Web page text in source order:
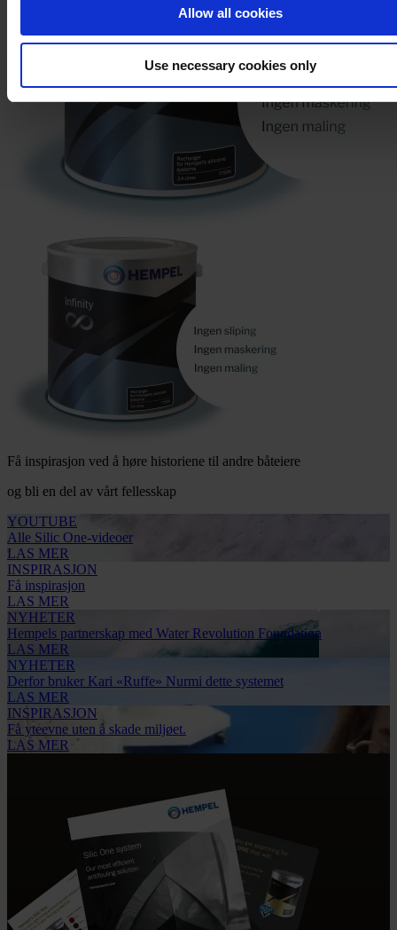
Allow all cookies
Use necessary cookies only
Få inspirasjon ved å høre historiene til andre båteiere
og bli en del av vårt fellesskap
YOUTUBE
Alle Silic One-videoer
LAS MER
INSPIRASJON
Få inspirasjon
LAS MER
NYHETER
Hempels partnerskap med Water Revolution Foundation
LAS MER
NYHETER
Derfor bruker Kari «Ruffe» Nurmi dette systemet
LAS MER
INSPIRASJON
Få yteevne uten å skade miljøet.
LAS MER